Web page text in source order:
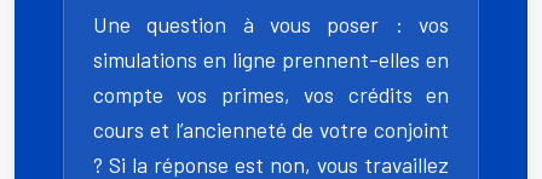
Une question à vous poser : vos
simulations en ligne prennent-elles en
compte vos primes, vos crédits en
cours et l’ancienneté de votre conjoint
? Si la réponse est non, vous travaillez